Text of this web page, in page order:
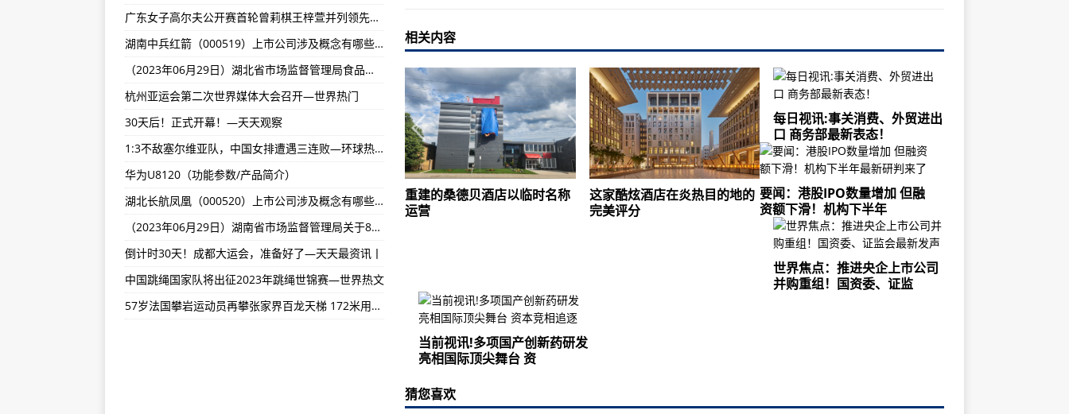
世界热文:天玑9200+ 5月10日登场！安兔兔跑分超136万，再创安卓阵营新高
【世界新视野】苹果iOS 17新功能曝光 iPhone 15更实用
世界今头条!2000多就能买iPhone 14 广电发力了
《装甲核心6 ：境界天火》宣布将于今年8月25日发售 登陆PS5、PS4等平台
相关内容
重建的桑德贝酒店以临时名称
运营
这家酷炫酒店在炎热目的地的
完美评分
每日视讯:事关消费、外贸进出
口 商务部最新表态！
要闻：港股IPO数量增加 但融
资额下滑！机构下半年
世界焦点：推进央企上市公司
并购重组！国资委、证监
当前视讯!多项国产创新药研发
亮相国际顶尖舞台 资
猜您喜欢
广东女子高尔夫公开赛首轮曾莉棋王梓萱并列领先—环球视讯!
湖南中兵红箭（000519）上市公司涉及概念有哪些 流通股为13.92亿
（2023年06月29日）湖北省市场监督管理局食品安全监督抽检信息公告（2023年第10期）-【当前热闻】
杭州亚运会第二次世界媒体大会召开—世界热门
30天后！正式开幕！—天天观察
1:3不敌塞尔维亚队，中国女排遭遇三连败—环球热资讯!
华为U8120（功能参数/产品简介）
湖北长航凤凰（000520）上市公司涉及概念有哪些 流通股为10.12亿
（2023年06月29日）湖南省市场监督管理局关于800批次食品安全抽样检验情况的通告(2023年第11期)-全球微资讯!
倒计时30天！成都大运会，准备好了—天天最资讯丨
中国跳绳国家队将出征2023年跳绳世锦赛—世界热文
57岁法国攀岩运动员再攀张家界百龙天梯 172米用时65分钟—【全球新要闻】